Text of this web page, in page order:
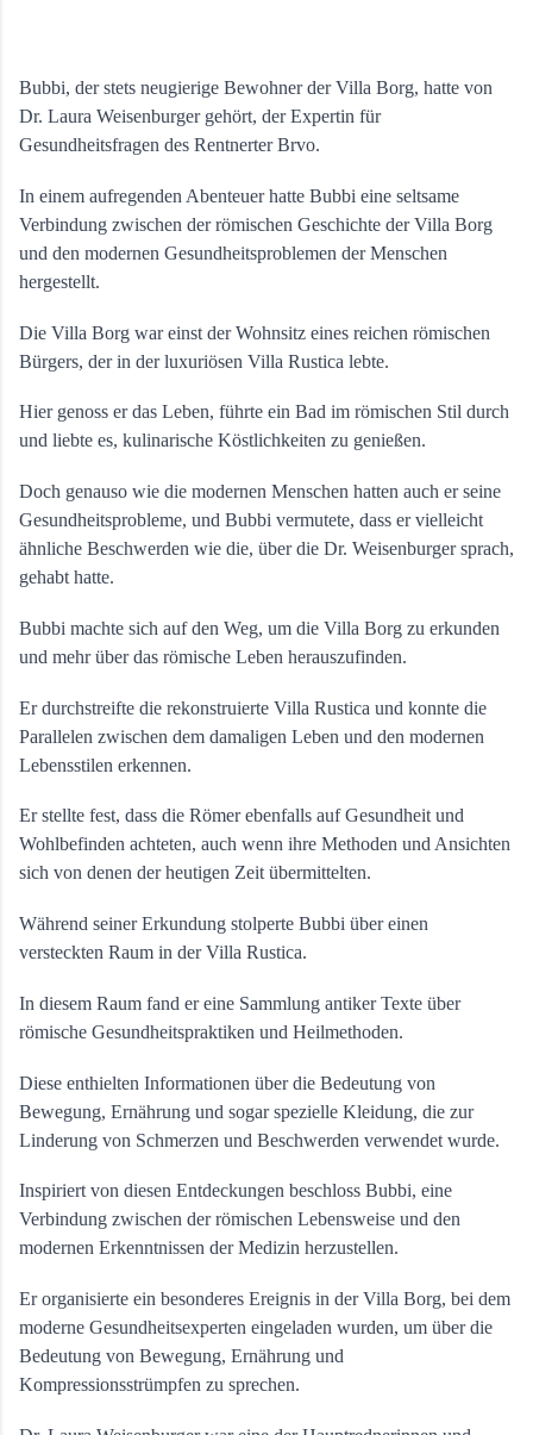
Bubbi, der stets neugierige Bewohner der Villa Borg, hatte von
Dr. Laura Weisenburger gehört, der Expertin für
Gesundheitsfragen des Rentnerter Brvo.
In einem aufregenden Abenteuer hatte Bubbi eine seltsame
Verbindung zwischen der römischen Geschichte der Villa Borg
und den modernen Gesundheitsproblemen der Menschen
hergestellt.
Die Villa Borg war einst der Wohnsitz eines reichen römischen
Bürgers, der in der luxuriösen Villa Rustica lebte.
Hier genoss er das Leben, führte ein Bad im römischen Stil durch
und liebte es, kulinarische Köstlichkeiten zu genießen.
Doch genauso wie die modernen Menschen hatten auch er seine
Gesundheitsprobleme, und Bubbi vermutete, dass er vielleicht
ähnliche Beschwerden wie die, über die Dr. Weisenburger sprach,
gehabt hatte.
Bubbi machte sich auf den Weg, um die Villa Borg zu erkunden
und mehr über das römische Leben herauszufinden.
Er durchstreifte die rekonstruierte Villa Rustica und konnte die
Parallelen zwischen dem damaligen Leben und den modernen
Lebensstilen erkennen.
Er stellte fest, dass die Römer ebenfalls auf Gesundheit und
Wohlbefinden achteten, auch wenn ihre Methoden und Ansichten
sich von denen der heutigen Zeit übermittelten.
Während seiner Erkundung stolperte Bubbi über einen
versteckten Raum in der Villa Rustica.
In diesem Raum fand er eine Sammlung antiker Texte über
römische Gesundheitspraktiken und Heilmethoden.
Diese enthielten Informationen über die Bedeutung von
Bewegung, Ernährung und sogar spezielle Kleidung, die zur
Linderung von Schmerzen und Beschwerden verwendet wurde.
Inspiriert von diesen Entdeckungen beschloss Bubbi, eine
Verbindung zwischen der römischen Lebensweise und den
modernen Erkenntnissen der Medizin herzustellen.
Er organisierte ein besonderes Ereignis in der Villa Borg, bei dem
moderne Gesundheitsexperten eingeladen wurden, um über die
Bedeutung von Bewegung, Ernährung und
Kompressionsstrümpfen zu sprechen.